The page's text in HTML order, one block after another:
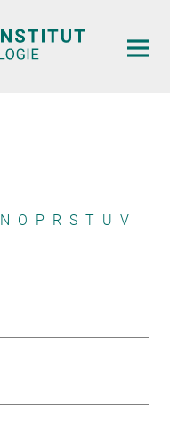
N O P R S T U V